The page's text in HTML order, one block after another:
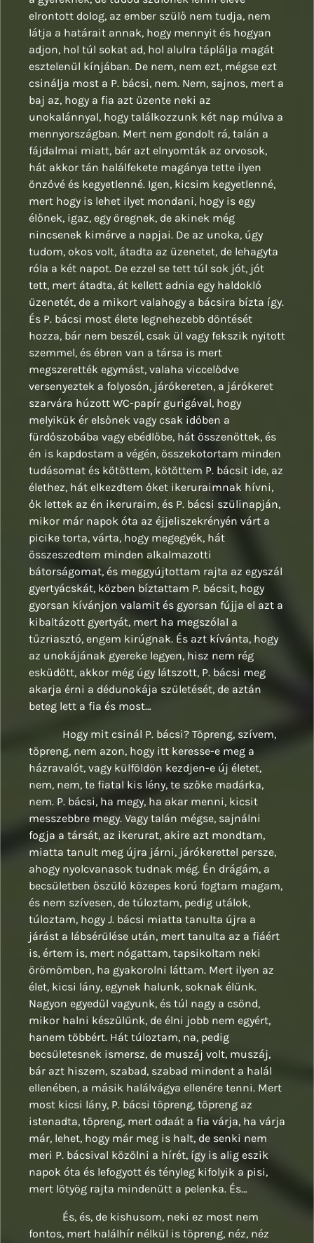
elrontott dolog, az ember szülő nem tudja, nem
látja a határait annak, hogy mennyit és hogyan
adjon, hol túl sokat ad, hol alulra táplálja magát
esztelenül kínjában. De nem, nem ezt, mégse ezt
csinálja most a P. bácsi, nem. Nem, sajnos, mert a
baj az, hogy a fia azt üzente neki az
unokalánnyal, hogy találkozzunk két nap múlva a
mennyországban. Mert nem gondolt rá, talán a
fájdalmai miatt, bár azt elnyomták az orvosok,
hát akkor tán halálfekete magánya tette ilyen
önzővé és kegyetlenné. Igen, kicsim kegyetlenné,
mert hogy is lehet ilyet mondani, hogy is egy
élőnek, igaz, egy öregnek, de akinek még
nincsenek kimérve a napjai. De az unoka, úgy
tudom, okos volt, átadta az üzenetet, de lehagyta
róla a két napot. De ezzel se tett túl sok jót, jót
tett, mert átadta, át kellett adnia egy haldokló
üzenetét, de a mikort valahogy a bácsira bízta így.
És P. bácsi most élete legnehezebb döntését
hozza, bár nem beszél, csak ül vagy fekszik nyitott
szemmel, és ébren van a társa is mert
megszerették egymást, valaha viccelődve
versenyeztek a folyosón, járókereten, a járókeret
szarvára húzott WC-papír gurigával, hogy
melyikük ér elsőnek vagy csak időben a
fürdőszobába vagy ebédlőbe, hát összenőttek, és
én is kapdostam a végén, összekotortam minden
tudásomat és kötöttem, kötöttem P. bácsit ide, az
élethez, hát elkezdtem őket ikeruraimnak hívni,
ők lettek az én ikeruraim, és P. bácsi szülinapján,
mikor már napok óta az éjjeliszekrényén várt a
picike torta, várta, hogy megegyék, hát
összeszedtem minden alkalmazotti
bátorságomat, és meggyújtottam rajta az egyszál
gyertyácskát, közben bíztattam P. bácsit, hogy
gyorsan kívánjon valamit és gyorsan fújja el azt a
kibaltázott gyertyát, mert ha megszólal a
tűzriasztó, engem kirúgnak. És azt kívánta, hogy
az unokájának gyereke legyen, hisz nem rég
esküdött, akkor még úgy látszott, P. bácsi meg
akarja érni a dédunokája születését, de aztán
beteg lett a fia és most…
Hogy mit csinál P. bácsi? Töpreng, szívem,
töpreng, nem azon, hogy itt keresse-e meg a
házravalót, vagy külföldön kezdjen-e új életet,
nem, nem, te fiatal kis lény, te szőke madárka,
nem. P. bácsi, ha megy, ha akar menni, kicsit
messzebbre megy. Vagy talán mégse, sajnálni
fogja a társát, az ikerurat, akire azt mondtam,
miatta tanult meg újra járni, járókerettel persze,
ahogy nyolcvanasok tudnak még. Én drágám, a
becsületben őszülő közepes korú fogtam magam,
és nem szívesen, de túloztam, pedig utálok,
túloztam, hogy J. bácsi miatta tanulta újra a
járást a lábsérülése után, mert tanulta az a fiáért
is, értem is, mert nógattam, tapsikoltam neki
örömömben, ha gyakorolni láttam. Mert ilyen az
élet, kicsi lány, egynek halunk, soknak élünk.
Nagyon egyedül vagyunk, és túl nagy a csönd,
mikor halni készülünk, de élni jobb nem egyért,
hanem többért. Hát túloztam, na, pedig
becsületesnek ismersz, de muszáj volt, muszáj,
bár azt hiszem, szabad, szabad mindent a halál
ellenében, a másik halálvágya ellenére tenni. Mert
most kicsi lány, P. bácsi töpreng, töpreng az
istenadta, töpreng, mert odaát a fia várja, ha várja
már, lehet, hogy már meg is halt, de senki nem
meri P. bácsival közölni a hírét, így is alig eszik
napok óta és lefogyott és tényleg kifolyik a pisi,
mert lötyög rajta mindenütt a pelenka. És…
És, és, de kishusom, neki ez most nem
fontos, mert halálhír nélkül is töpreng, néz, néz